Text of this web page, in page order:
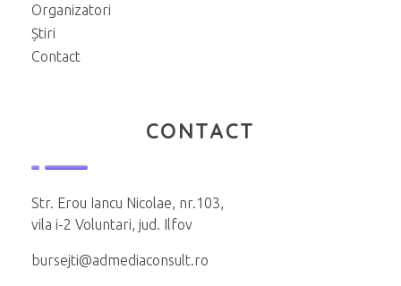
Organizatori
Știri
Contact
CONTACT
Str. Erou Iancu Nicolae, nr.103,
vila i-2 Voluntari, jud. Ilfov
bursejti@admediaconsult.ro